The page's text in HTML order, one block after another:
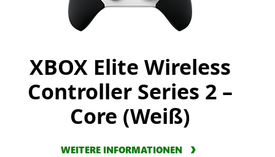
XBOX Elite Wireless
Controller Series 2 –
Core (Weiß)
WEITERE INFORMATIONEN